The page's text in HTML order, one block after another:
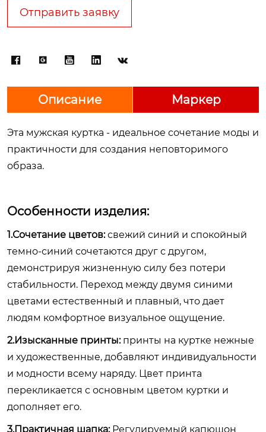
Отправить заявку
    
Описание Маркер
Эта мужская куртка - идеальное сочетание моды и
практичности для создания неповторимого
образа.
Особенности изделия:
1.Сочетание цветов:свежий синий и спокойный
темно-синий сочетаются друг с другом,
демонстрируя жизненную силу без потери
стабильности. Переход между двумя синими
цветами естественный и плавный, что дает
людям комфортное визуальное ощущение.
2.Изысканные принты:принты на куртке нежные
и художественные, добавляют индивидуальности
и модности всему наряду. Цвет принта
перекликается с основным цветом куртки и
дополняет его.
3.Практичная шапка:Регулируемый капюшон